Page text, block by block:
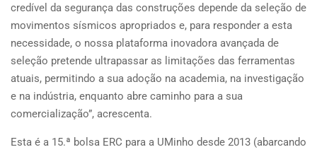
credível da segurança das construções depende da seleção de
movimentos sísmicos apropriados e, para responder a esta
necessidade, o nossa plataforma inovadora avançada de
seleção pretende ultrapassar as limitações das ferramentas
atuais, permitindo a sua adoção na academia, na investigação
e na indústria, enquanto abre caminho para a sua
comercialização”, acrescenta.
Esta é a 15.ª bolsa ERC para a UMinho desde 2013 (abarcando